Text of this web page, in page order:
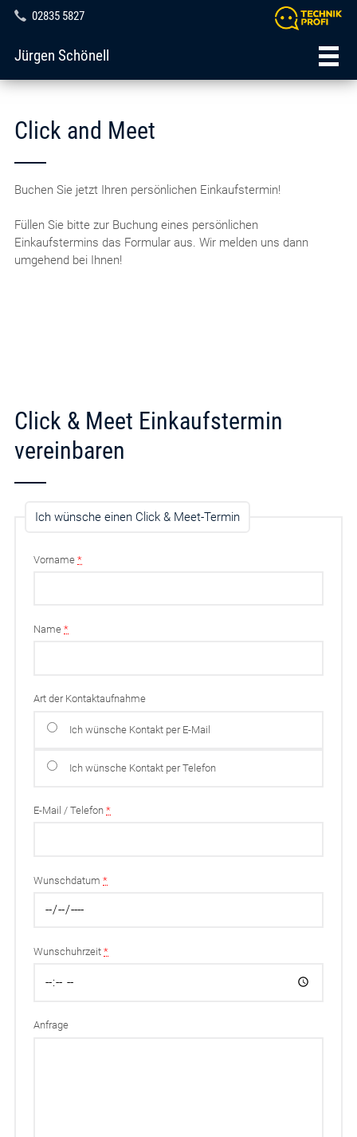
02835 5827
Jürgen Schönell
Click and Meet
Buchen Sie jetzt Ihren persönlichen Einkaufstermin!
Füllen Sie bitte zur Buchung eines persönlichen
Einkaufstermins das Formular aus. Wir melden uns dann
umgehend bei Ihnen!
Click & Meet Einkaufstermin
vereinbaren
Ich wünsche einen Click & Meet-Termin
Vorname*
Name*
Art der Kontaktaufnahme
Ich wünsche Kontakt per E-Mail
Ich wünsche Kontakt per Telefon
E-Mail / Telefon*
Wunschdatum*
Wunschuhrzeit*
Anfrage